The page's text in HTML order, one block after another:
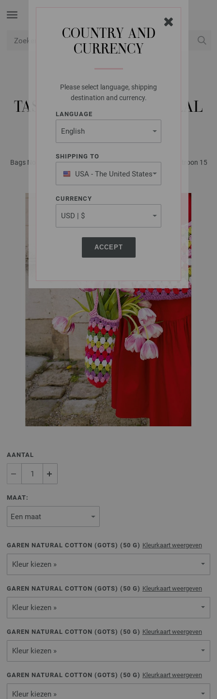
COUNTRY AND
CURRENCY
Please select language, shipping
destination and currency.
LANGUAGE
SHIPPING TO
USA - The United States
of America
CURRENCY
ACCEPT
LANA GROSSA
TAS VOOR FLES NATURAL
COTTON
Bags No. 1 - Tijdschrift (DE) + Breibeschrijvingen (NL) | Patroon 15
AANTAL
MAAT:
GAREN NATURAL COTTON (GOTS) ( 50 G) Kleurkaart weergeven
Kleur kiezen »
GAREN NATURAL COTTON (GOTS) ( 50 G) Kleurkaart weergeven
Kleur kiezen »
GAREN NATURAL COTTON (GOTS) ( 50 G) Kleurkaart weergeven
Kleur kiezen »
GAREN NATURAL COTTON (GOTS) ( 50 G) Kleurkaart weergeven
Kleur kiezen »